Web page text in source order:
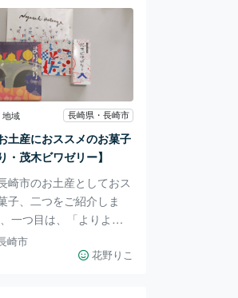
んですが、フェリーを間
こともあり乗り物好きな
訪れればより一層楽しい
れること間違いなしのス
。 港町の口之津町らし
も船の形をした遊具があ
れたこの日も何人かの
が遊んでいました。 近
もあるので
地域 長崎県・長崎市
土産におススメのお菓子
・茂木ビワゼリー】
崎市のお土産としておス
子、二つをご紹介しま
一つ目は、「よりよ
「麻花（マーファ）」
るお菓子で、中国から伝
崎市
花野りこ